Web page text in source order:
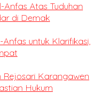
Anfas Atas Tuduhan
di Demak
untuk Klarifikasi,
Rejosari Karangawen
Hukum